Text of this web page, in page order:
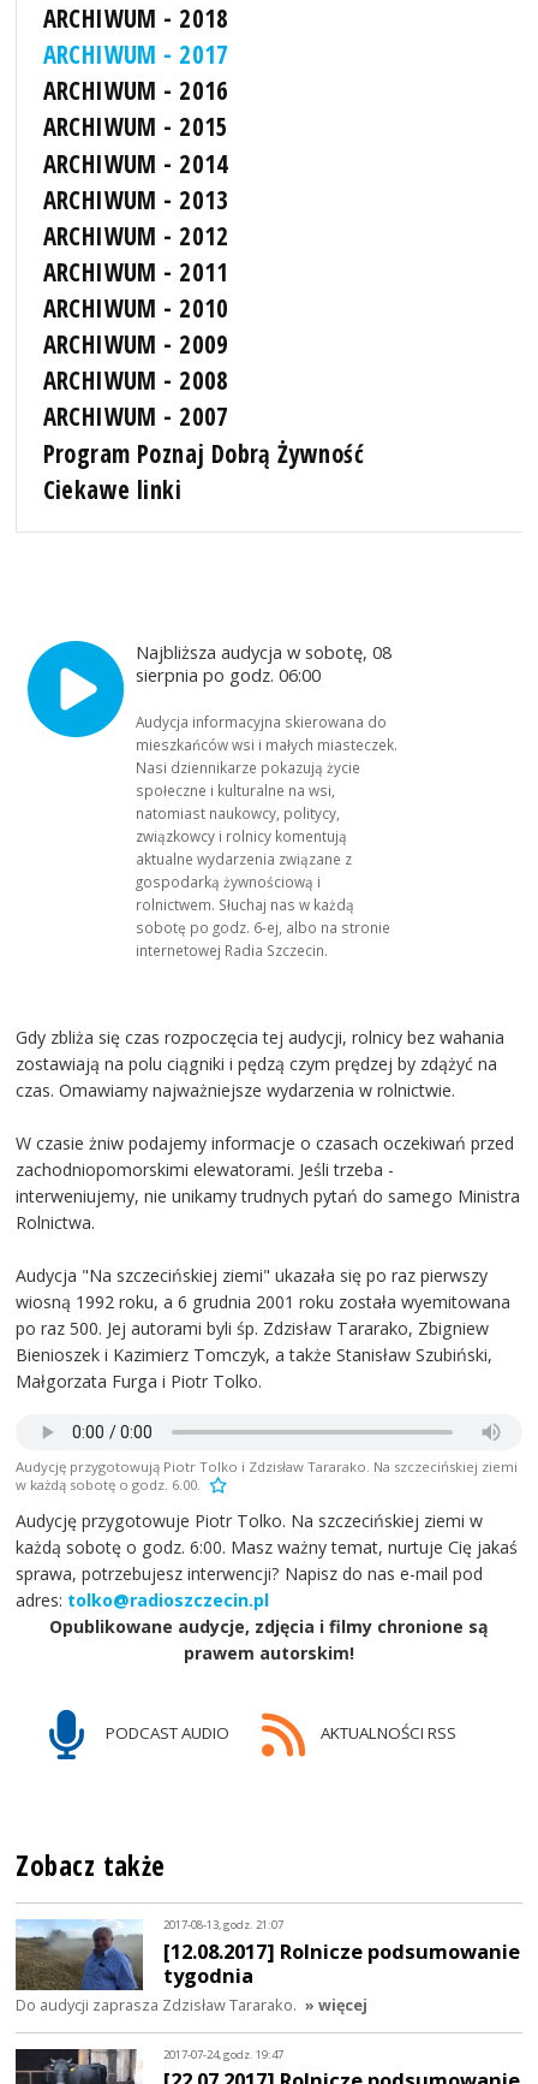
ARCHIWUM - 2018
ARCHIWUM - 2017
ARCHIWUM - 2016
ARCHIWUM - 2015
ARCHIWUM - 2014
ARCHIWUM - 2013
ARCHIWUM - 2012
ARCHIWUM - 2011
ARCHIWUM - 2010
ARCHIWUM - 2009
ARCHIWUM - 2008
ARCHIWUM - 2007
Program Poznaj Dobrą Żywność
Ciekawe linki
Najbliższa audycja w sobotę, 08
sierpnia po godz. 06:00
Audycja informacyjna skierowana do
mieszkańców wsi i małych miasteczek.
Nasi dziennikarze pokazują życie
społeczne i kulturalne na wsi,
natomiast naukowcy, politycy,
związkowcy i rolnicy komentują
aktualne wydarzenia związane z
gospodarką żywnościową i
rolnictwem. Słuchaj nas w każdą
sobotę po godz. 6-ej, albo na stronie
internetowej Radia Szczecin.
Gdy zbliża się czas rozpoczęcia tej audycji, rolnicy bez wahania
zostawiają na polu ciągniki i pędzą czym prędzej by zdążyć na
czas. Omawiamy najważniejsze wydarzenia w rolnictwie.
W czasie żniw podajemy informacje o czasach oczekiwań przed
zachodniopomorskimi elewatorami. Jeśli trzeba -
interweniujemy, nie unikamy trudnych pytań do samego Ministra
Rolnictwa.
Audycja "Na szczecińskiej ziemi" ukazała się po raz pierwszy
wiosną 1992 roku, a 6 grudnia 2001 roku została wyemitowana
po raz 500. Jej autorami byli śp. Zdzisław Tararako, Zbigniew
Bienioszek i Kazimierz Tomczyk, a także Stanisław Szubiński,
Małgorzata Furga i Piotr Tolko.
Audycję przygotowują Piotr Tolko i Zdzisław Tararako. Na szczecińskiej ziemi
w każdą sobotę o godz. 6.00.
Audycję przygotowuje Piotr Tolko. Na szczecińskiej ziemi w
każdą sobotę o godz. 6:00. Masz ważny temat, nurtuje Cię jakaś
sprawa, potrzebujesz interwencji? Napisz do nas e-mail pod
adres: tolko@radioszczecin.pl
Opublikowane audycje, zdjęcia i filmy chronione są
prawem autorskim!
PODCAST AUDIO AKTUALNOŚCI RSS
Zobacz także
2017-08-13, godz. 21:07
[12.08.2017] Rolnicze podsumowanie
tygodnia
Do audycji zaprasza Zdzisław Tararako. » więcej
2017-07-24, godz. 19:47